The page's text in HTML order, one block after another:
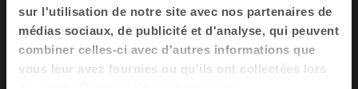
sur l'utilisation de notre site avec nos partenaires de
médias sociaux, de publicité et d'analyse, qui peuvent
combiner celles-ci avec d'autres informations que
vous leur avez fournies ou qu'ils ont collectées lors
Banques d'accueil
Agile